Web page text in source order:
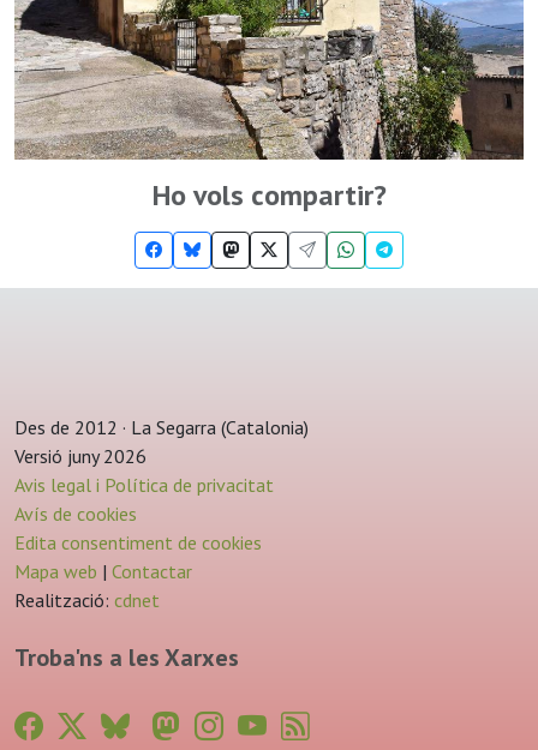
Ho vols compartir?
Des de 2012 · La Segarra (Catalonia)
Versió juny 2026
Avis legal i Política de privacitat
Avís de cookies
Edita consentiment de cookies
Mapa web | Contactar
Realització: cdnet
Troba'ns a les Xarxes